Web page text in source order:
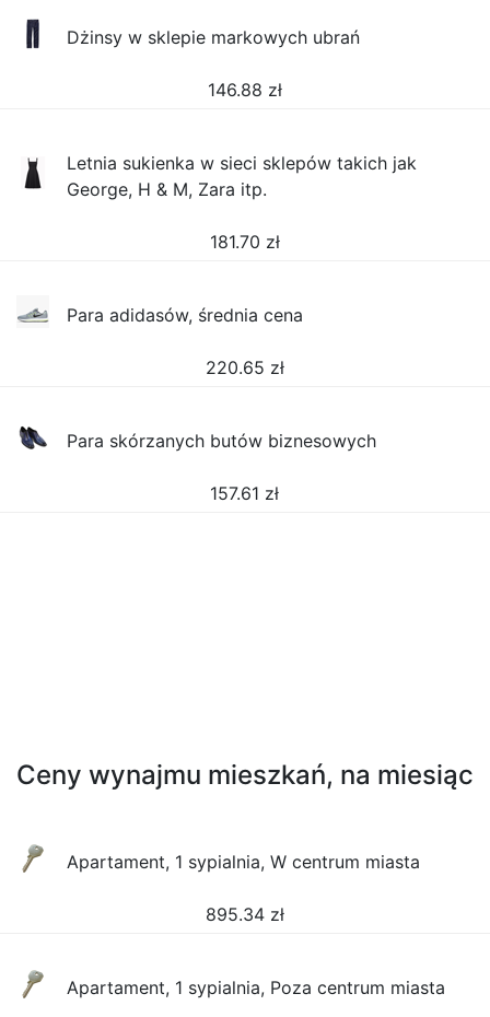
Dżinsy w sklepie markowych ubrań
146.88 zł
Letnia sukienka w sieci sklepów takich jak
George, H & M, Zara itp.
181.70 zł
Para adidasów, średnia cena
220.65 zł
Para skórzanych butów biznesowych
157.61 zł
Ceny wynajmu mieszkań, na miesiąc
Apartament, 1 sypialnia, W centrum miasta
895.34 zł
Apartament, 1 sypialnia, Poza centrum miasta